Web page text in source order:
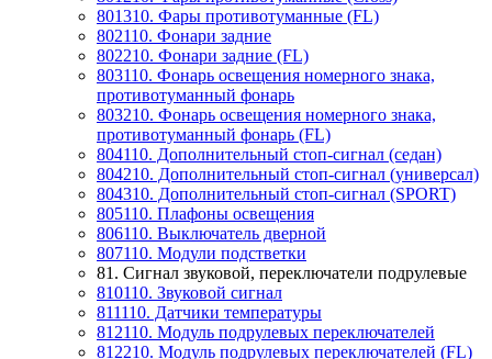
801310. Фары противотуманные (FL)
802110. Фонари задние
802210. Фонари задние (FL)
803110. Фонарь освещения номерного знака,
противотуманный фонарь
803210. Фонарь освещения номерного знака,
противотуманный фонарь (FL)
804110. Дополнительный стоп-сигнал (седан)
804210. Дополнительный стоп-сигнал (универсал)
804310. Дополнительный стоп-сигнал (SPORT)
805110. Плафоны освещения
806110. Выключатель дверной
807110. Модули подстветки
81. Сигнал звуковой, переключатели подрулевые
810110. Звуковой сигнал
811110. Датчики температуры
812110. Модуль подрулевых переключателей
812210. Модуль подрулевых переключателей (FL)